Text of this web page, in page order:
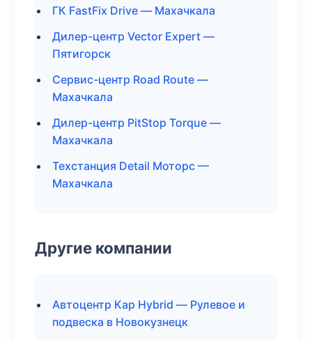
ГК FastFix Drive — Махачкала
Дилер-центр Vector Expert —
Пятигорск
Сервис-центр Road Route —
Махачкала
Дилер-центр PitStop Torque —
Махачкала
Техстанция Detail Моторс —
Махачкала
Другие компании
Автоцентр Кар Hybrid — Рулевое и
подвеска в Новокузнецк